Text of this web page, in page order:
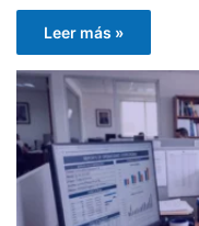
Leer más »